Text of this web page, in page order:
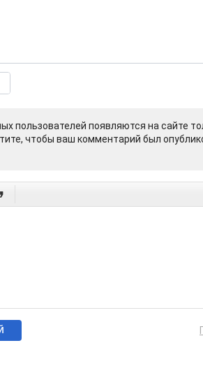
пользователей появляются на сайте
чтобы ваш комментарий был